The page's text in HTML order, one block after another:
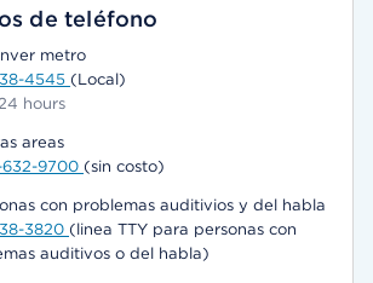
de teléfono
metro
4545 (Local)
hours
areas
632-9700 (sin costo)
con problemas auditivios y del habla
3820 (linea TTY para personas con
auditivos o del habla)